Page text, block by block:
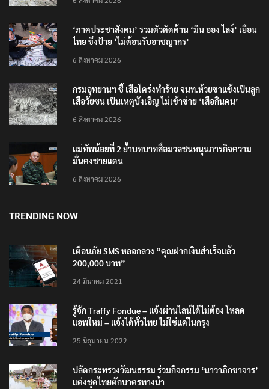
‘ภาคประชาสังคม’ รวมตัวคัดค้าน ‘มิน ออง ไลง์’ เยือน
ไทย ขึงป้าย ‘ไม่ต้อนรับอาชญากร’
6 สิงหาคม 2026
กรมอุทยานฯ ชี้ เสือโคร่งทำร้าย จนท.ห้วยขาแข้งเป็นลูก
เสือวัยซน เป็นเหตุบังเอิญ ไม่เข้าข่าย ‘เสือกินคน’
6 สิงหาคม 2026
แม่ทัพน้อยที่ 2 ย้ำบทบาทสื่อมวลชนหนุนภารกิจความ
มั่นคงชายแดน
6 สิงหาคม 2026
TRENDING NOW
เตือนภัย SMS หลอกลวง “คุณฝากเงินสำเร็จแล้ว
200,000 บาท”
24 มีนาคม 2021
รู้จัก Traffy Fondue – แจ้งผ่านไลน์ได้ไม่ต้อง โหลด
แอพใหม่ – แจ้งได้ทั่วไทย ไม่ใช่แค่ในกรุง
25 มิถุนายน 2022
ปลัดกระทรวงวัฒนธรรม ร่วมกิจกรรม ‘นาวาภิกขาจาร’
แต่งชุดไทยตักบาตรทางน้ำ